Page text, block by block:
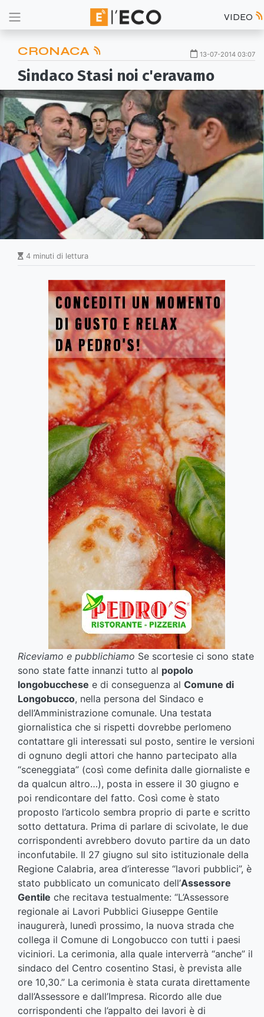
VIDEO
CRONACA 13-07-2014 03:07
Sindaco Stasi noi c'eravamo
4 minuti di lettura
Riceviamo e pubblichiamo Se scortesie ci sono state
sono state fatte innanzi tutto al popolo
longobucchese e di conseguenza al Comune di
Longobucco, nella persona del Sindaco e
dell’Amministrazione comunale. Una testata
giornalistica che si rispetti dovrebbe perlomeno
contattare gli interessati sul posto, sentire le versioni
di ognuno degli attori che hanno partecipato alla
“sceneggiata” (così come definita dalle giornaliste e
da qualcun altro…), posta in essere il 30 giugno e
poi rendicontare del fatto. Così come è stato
proposto l’articolo sembra proprio di parte e scritto
sotto dettatura. Prima di parlare di scivolate, le due
corrispondenti avrebbero dovuto partire da un dato
inconfutabile. Il 27 giugno sul sito istituzionale della
Regione Calabria, area d’interesse “lavori pubblici”, è
stato pubblicato un comunicato dell’Assessore
Gentile che recitava testualmente: “L’Assessore
regionale ai Lavori Pubblici Giuseppe Gentile
inaugurerà, lunedì prossimo, la nuova strada che
collega il Comune di Longobucco con tutti i paesi
viciniori. La cerimonia, alla quale interverrà “anche” il
sindaco del Centro cosentino Stasi, è prevista alle
ore 10,30.” La cerimonia è stata curata direttamente
dall’Assessore e dall’Impresa. Ricordo alle due
corrispondenti che l’appalto dei lavori è di